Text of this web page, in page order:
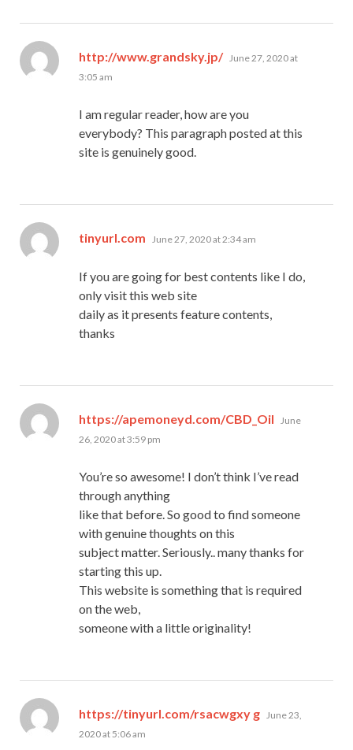
http://www.grandsky.jp/ says:
June 27, 2020 at
3:05 am
I am regular reader, how are you
everybody? This paragraph posted at this
site is genuinely good.
tinyurl.com says:
June 27, 2020 at 2:34 am
If you are going for best contents like I do,
only visit this web site
daily as it presents feature contents,
thanks
https://apemoneyd.com/CBD_Oil says:
June
26, 2020 at 3:59 pm
You’re so awesome! I don’t think I’ve read
through anything
like that before. So good to find someone
with genuine thoughts on this
subject matter. Seriously.. many thanks for
starting this up.
This website is something that is required
on the web,
someone with a little originality!
https://tinyurl.com/rsacwgxy g says:
June 23,
2020 at 5:06 am